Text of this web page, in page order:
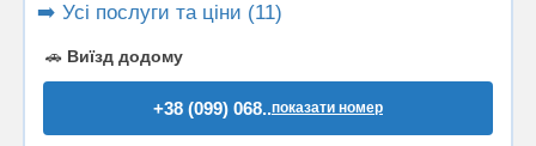
➡️ Усі послуги та ціни (11)
🚗 Виїзд додому
+38 (099) 068..показати номер